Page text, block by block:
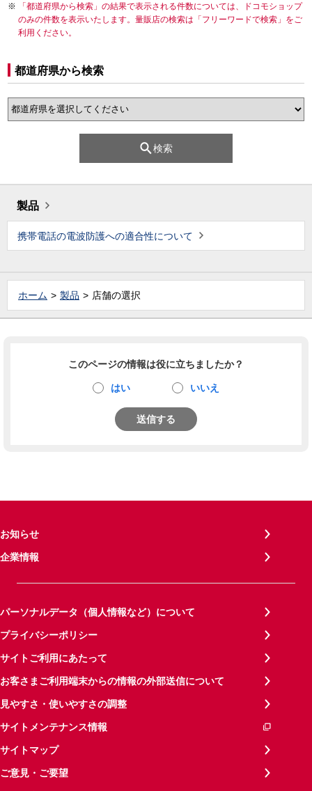
「都道府県から検索」の結果で表示される件数については、ドコモショップ
のみの件数を表示いたします。量販店の検索は「フリーワードで検索」をご
利用ください。
都道府県から検索
検索
製品
携帯電話の電波防護への適合性について
ホーム 製品 店舗の選択
このページの情報は役に立ちましたか？
はい いいえ
送信する
お知らせ
企業情報
パーソナルデータ（個人情報など）について
プライバシーポリシー
サイトご利用にあたって
お客さまご利用端末からの情報の外部送信について
見やすさ・使いやすさの調整
サイトメンテナンス情報
サイトマップ
ご意見・ご要望